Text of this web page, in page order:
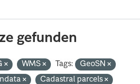
gefunden
WMS Tags:
GeoSN
Cadastral parcels